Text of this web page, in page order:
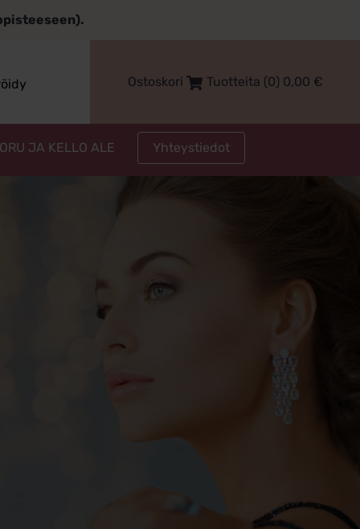
Ostoskori Tuotteita (0) 0,00 €
JA KELLO ALE Yhteystiedot